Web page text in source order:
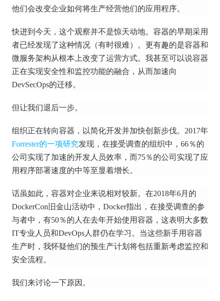
他们会改变企业如何将生产经营他们的应用程序。
快进到今天，这个观察并不是惊天动地。 容器的早期采用
者已经发现了这种情况（有时很难）。 更有趣的是容器和
微服务架构从根本上改变了运营方式。 我甚至可以说容器
正在实现安全性和监控功能的融合，从而加速向
DevSecOps的迁移。
但让我们退后一步。
组织正在转向容器，以简化开发并加快创新步伐。 2017年
Forrester的一项研究发现，在接受调查的组织中，66％的
公司实现了加速的开发人员效率，而75％的公司实现了应
用程序部署速度的中等至显着增长。
话虽如此，容器对企业来说相对较新。 在2018年6月的
DockerCon旧金山活动中，Docker指出，在接受调查的参
与者中，有50％的人在去年开始使用容器，这表明大多数
IT专业人员和DevOps人群仍在学习。 当这些新手用容器
生产时，我怀疑他们的预生产计划将包括重新考虑监控和
安全流程。
我们来讨论一下原因。